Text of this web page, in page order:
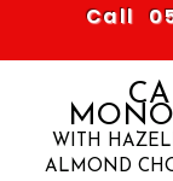
Call
WITH
ALMOND